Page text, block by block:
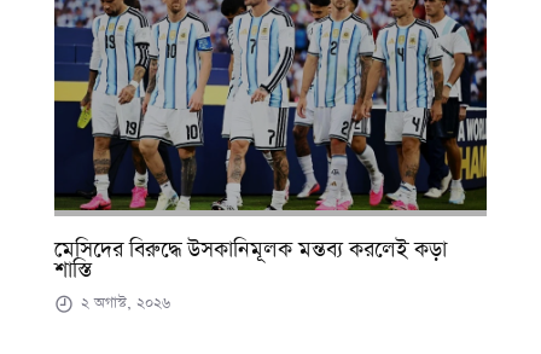
মেসিদের বিরুদ্ধে উসকানিমূলক মন্তব্য করলেই কড়া
শাস্তি
২ অগাস্ট, ২০২৬